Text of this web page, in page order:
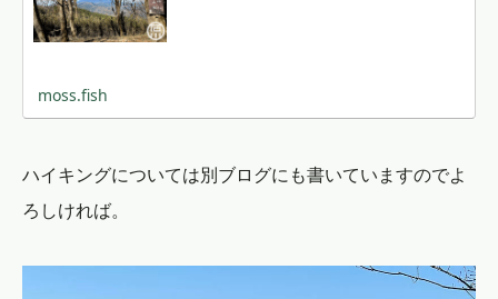
moss.fish
ハイキングについては別ブログにも書いていますのでよ
ろしければ。